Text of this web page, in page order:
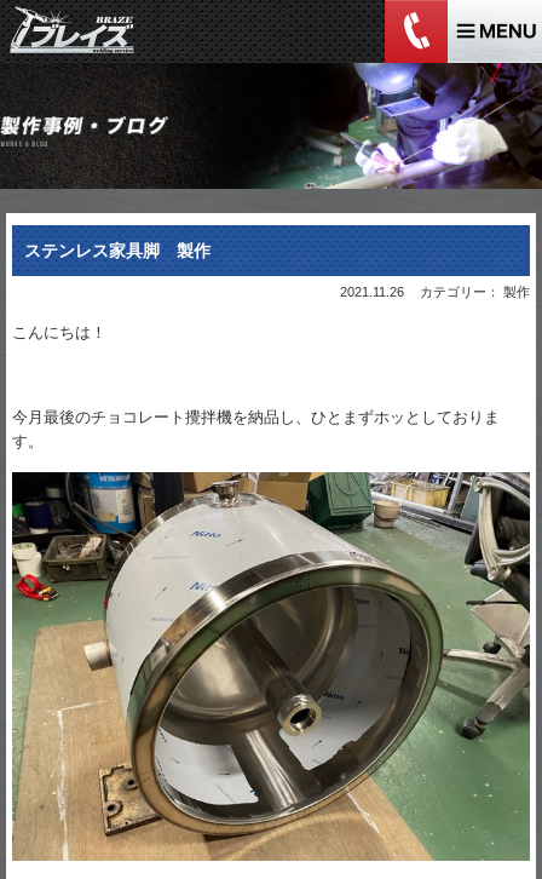
ステンレス家具脚 製作
2021.11.26 カテゴリー： 製作
こんにちは！
今月最後のチョコレート攪拌機を納品し、ひとまずホッとしておりま
す。